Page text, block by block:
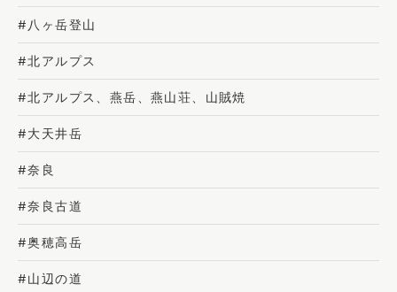
#八ヶ岳登山
#北アルプス
#北アルプス、燕岳、燕山荘、山賊焼
#大天井岳
#奈良
#奈良古道
#奥穂高岳
#山辺の道